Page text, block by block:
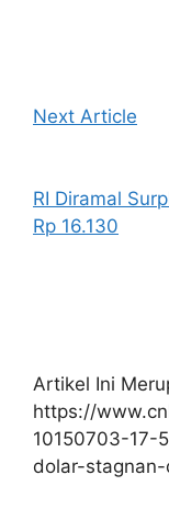
Next Article
RI Diramal
Rp 16.130
Artikel Ini
https://
10150703-17-
dolar-